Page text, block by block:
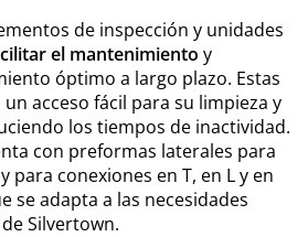
de inspección y unidades
el mantenimiento y
óptimo a largo plazo. Estas
acceso fácil para su limpieza y
los tiempos de inactividad.
con preformas laterales para
para conexiones en T, en L y en
se adapta a las necesidades
Silvertown.